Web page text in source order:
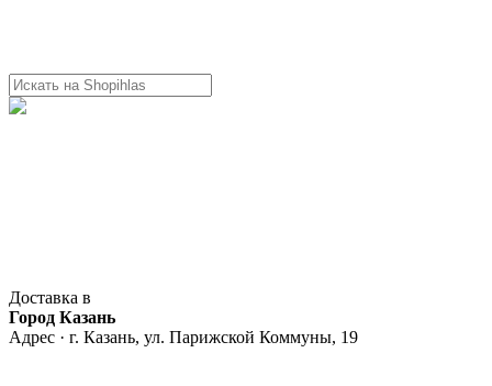
Доставка в
Город Казань
Адрес · г. Казань, ул. Парижской Коммуны, 19